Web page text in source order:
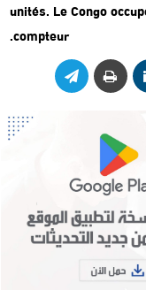
unités. Le Congo
compteur.